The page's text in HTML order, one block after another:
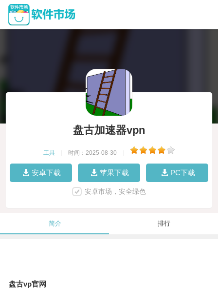
盘古加速器vpn
工具 时间：2025-08-30
安卓下载 苹果下载 PC下载
安卓市场，安全绿色
简介 排行
盘古vp官网